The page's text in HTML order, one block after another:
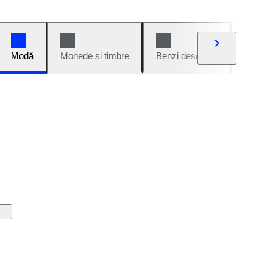
Modă Monede și timbre Benzi desenate